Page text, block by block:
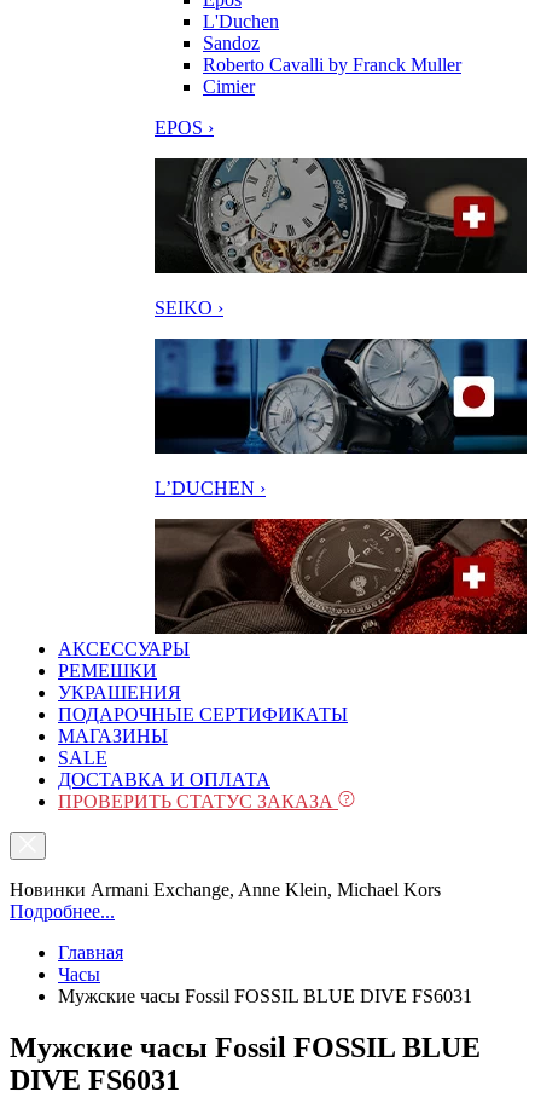
L'Duchen
Sandoz
Roberto Cavalli by Franck Muller
Cimier
EPOS ›
SEIKO ›
L’DUCHEN ›
АКСЕССУАРЫ
РЕМЕШКИ
УКРАШЕНИЯ
ПОДАРОЧНЫЕ СЕРТИФИКАТЫ
МАГАЗИНЫ
SALE
ДОСТАВКА И ОПЛАТА
ПРОВЕРИТЬ СТАТУС ЗАКАЗА
Новинки Armani Exchange, Anne Klein, Michael Kors
Подробнее...
Главная
Часы
Мужские часы Fossil FOSSIL BLUE DIVE FS6031
Мужские часы Fossil FOSSIL BLUE
DIVE FS6031